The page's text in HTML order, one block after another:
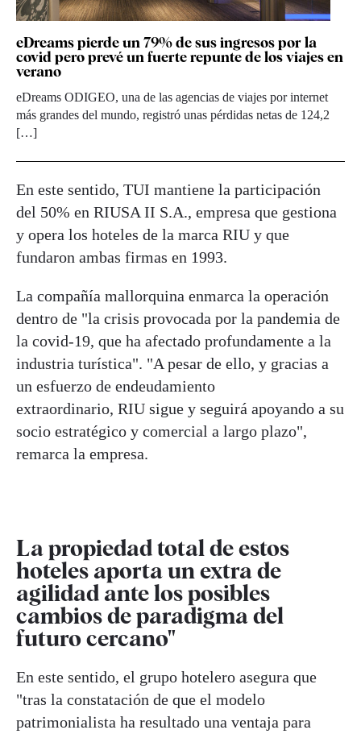
eDreams pierde un 79% de sus ingresos por la
covid pero prevé un fuerte repunte de los viajes en
verano
eDreams ODIGEO, una de las agencias de viajes por internet
más grandes del mundo, registró unas pérdidas netas de 124,2
[…]
En este sentido, TUI mantiene la participación
del 50% en RIUSA II S.A., empresa que gestiona
y opera los hoteles de la marca RIU y que
fundaron ambas firmas en 1993.
La compañía mallorquina enmarca la operación
dentro de "la crisis provocada por la pandemia de
la covid-19, que ha afectado profundamente a la
industria turística". "A pesar de ello, y gracias a
un esfuerzo de endeudamiento
extraordinario, RIU sigue y seguirá apoyando a su
socio estratégico y comercial a largo plazo",
remarca la empresa.
La propiedad total de estos
hoteles aporta un extra de
agilidad ante los posibles
cambios de paradigma del
futuro cercano"
En este sentido, el grupo hotelero asegura que
"tras la constatación de que el modelo
patrimonialista ha resultado una ventaja para